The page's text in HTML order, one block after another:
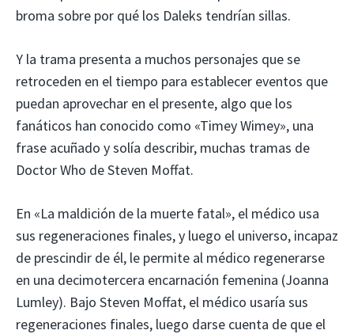
broma sobre por qué los Daleks tendrían sillas.
Y la trama presenta a muchos personajes que se
retroceden en el tiempo para establecer eventos que
puedan aprovechar en el presente, algo que los
fanáticos han conocido como «Timey Wimey», una
frase acuñado y solía describir, muchas tramas de
Doctor Who de Steven Moffat.
En «La maldición de la muerte fatal», el médico usa
sus regeneraciones finales, y luego el universo, incapaz
de prescindir de él, le permite al médico regenerarse
en una decimotercera encarnación femenina (Joanna
Lumley). Bajo Steven Moffat, el médico usaría sus
regeneraciones finales, luego darse cuenta de que el